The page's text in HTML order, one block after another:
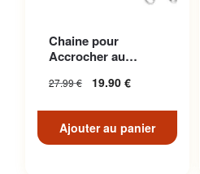
Chaine pour
Accrocher au
Inoxydable
27.99€ 19.90 €
Ajouter au panier